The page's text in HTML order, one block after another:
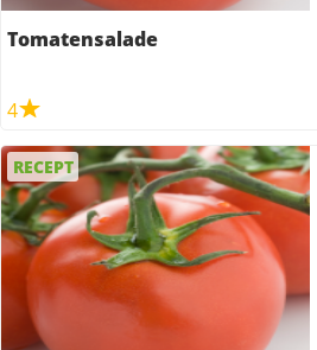
Tomatensalade
4
RECEPT